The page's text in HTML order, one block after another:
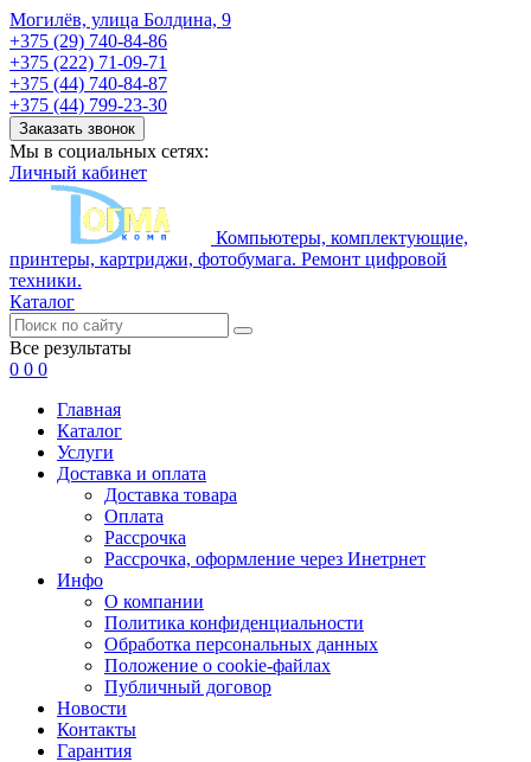
Могилёв, улица Болдина, 9
+375 (29) 740-84-86
+375 (222) 71-09-71
+375 (44) 740-84-87
+375 (44) 799-23-30
Заказать звонок
Мы в социальных сетях:
Личный кабинет
Компьютеры, комплектующие,
принтеры, картриджи, фотобумага. Ремонт цифровой
техники.
Каталог
Все результаты
0 0 0
Главная
Каталог
Услуги
Доставка и оплата
Доставка товара
Оплата
Рассрочка
Рассрочка, оформление через Инетрнет
Инфо
О компании
Политика конфиденциальности
Обработка персональных данных
Положение о cookie-файлах
Публичный договор
Новости
Контакты
Гарантия